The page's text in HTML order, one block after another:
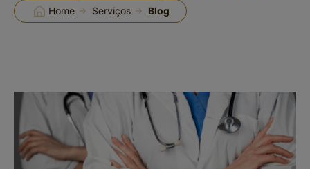
Home Serviços Blog